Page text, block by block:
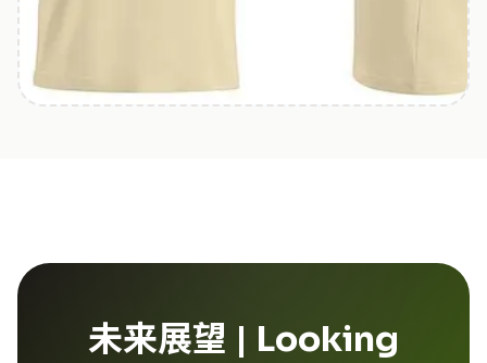
未来展望 | Looking